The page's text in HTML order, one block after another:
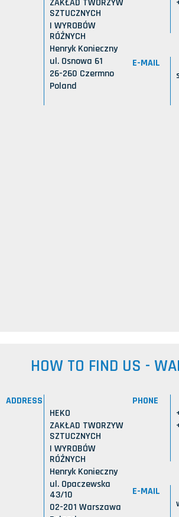
ZAKŁAD TWORZYW
SZTUCZNYCH
I WYROBÓW
RÓŻNYCH
Henryk Konieczny
ul. Osnowa 61
26-260 Czermno
Poland
E-MAIL
HOW TO FIND US -
ADDRESS
HEKO
ZAKŁAD TWORZYW
SZTUCZNYCH
I WYROBÓW
RÓŻNYCH
Henryk Konieczny
ul. Opaczewska
43/10
02-201 Warszawa
PHONE
E-MAIL